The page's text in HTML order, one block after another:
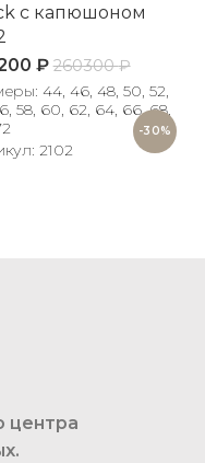
-30%
с капюшоном
₽ 260300₽
44, 46, 48, 50, 52,
58, 60, 62, 64, 66, 68,
2102
центра